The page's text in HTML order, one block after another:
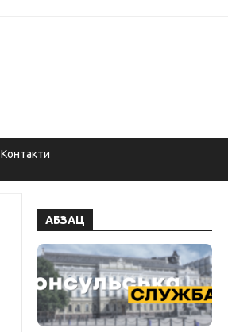
Контакти
АБЗАЦ